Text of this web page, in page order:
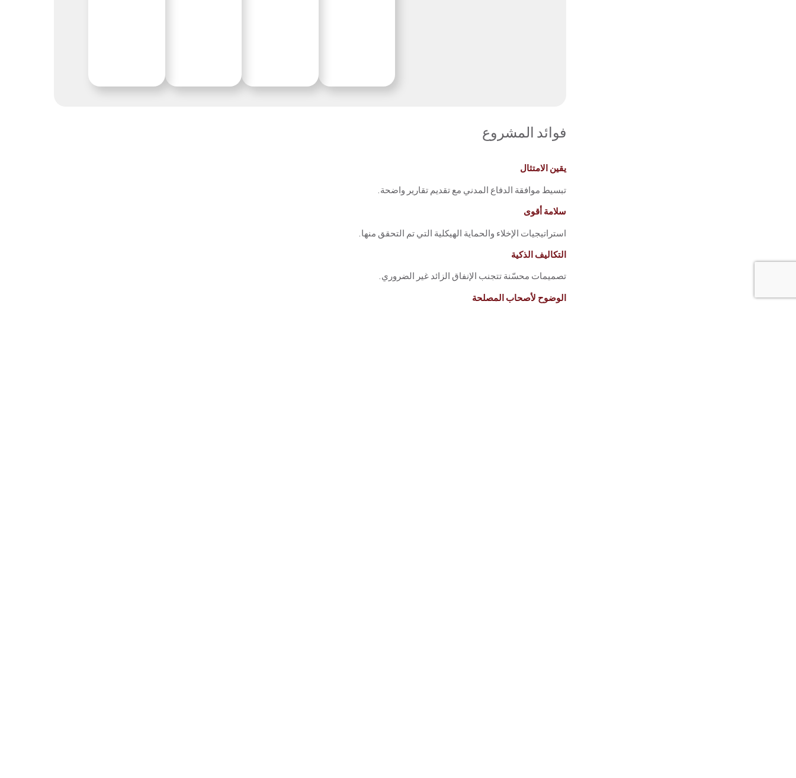
فوائد المشروع
يقين الامتثال
تبسيط موافقة الدفاع المدني مع تقديم تقارير واضحة.
سلامة أقوى
استراتيجيات الإخلاء والحماية الهيكلية التي تم التحقق منها.
التكاليف الذكية
تصميمات محسّنة تتجنب الإنفاق الزائد غير الضروري.
الوضوح لأصحاب المصلحة